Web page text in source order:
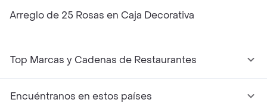
Arreglo de 25 Rosas en Caja Decorativa
Top Marcas y Cadenas de Restaurantes
Encuéntranos en estos países